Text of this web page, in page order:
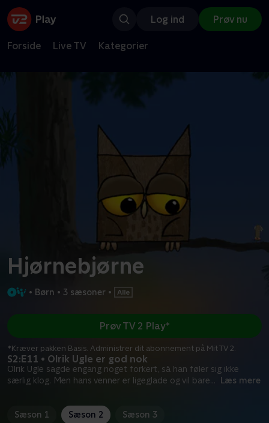
Log ind Prøv nu
Forside Live TV Kategorier
Hjørnebjørne
• Børn • 3 sæsoner •
S2:E11 • Olrik Ugle er god nok
Olrik Ugle sagde engang noget forkert, så han føler sig ikke
særlig klog. Men hans venner er ligeglade og vil bare... Læs mere
Prøv TV 2 Play*
*Kræver pakken Basis. Administrer dit abonnement på Mit TV 2.
Sæson 1 Sæson 2 Sæson 3